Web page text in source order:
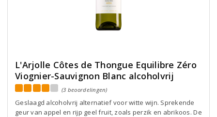
L'Arjolle Côtes de Thongue Equilibre Zéro
Viognier-Sauvignon Blanc alcoholvrij
(3 beoordelingen)
Geslaagd alcoholvrij alternatief voor witte wijn. Sprekende
geur van appel en rijp geel fruit, zoals perzik en abrikoos. De